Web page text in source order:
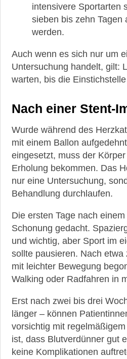
intensivere Sportarten
sieben bis zehn Tagen
werden.
Auch wenn es sich nur um
Untersuchung handelt, gilt:
warten, bis die
Nach einer Stent-
Wurde während des
mit einem Ballon
eingesetzt, muss der
Erholung bekommen. Das
nur eine Untersuchung,
Behandlung durchlaufen.
Die ersten Tage nach
Schonung gedacht.
und wichtig, aber Sport im
sollte pausieren. Nach etwa
mit leichter Bewegung
Walking oder Radfahren in
Erst nach zwei bis drei
länger – können
vorsichtig mit
ist, dass Blutverdünner gut
keine Komplikationen
Therapien
►
Krankheiten
Medikamente
►
Gesundheit
►
Suche